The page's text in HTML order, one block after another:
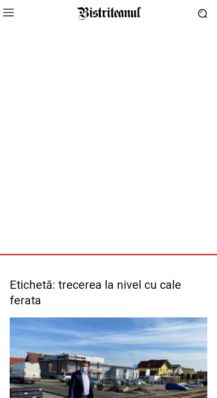
Etichetă: trecerea la nivel cu cale
ferata